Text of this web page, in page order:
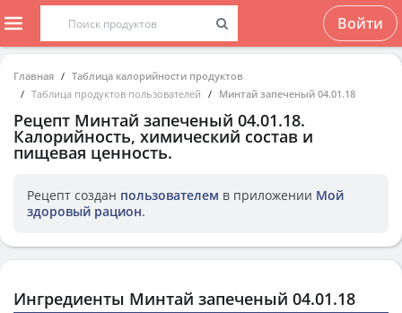
Войти
Главная
Таблица калорийности продуктов
Таблица продуктов пользователей
Минтай запеченый 04.01.18
Рецепт Минтай запеченый 04.01.18.
Калорийность, химический состав и
пищевая ценность.
Рецепт создан пользователем в приложении Мой
здоровый рацион.
Ингредиенты Минтай запеченый 04.01.18